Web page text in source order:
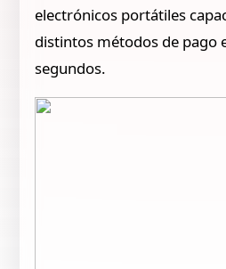
electrónicos portátiles
distintos métodos de pago
segundos.